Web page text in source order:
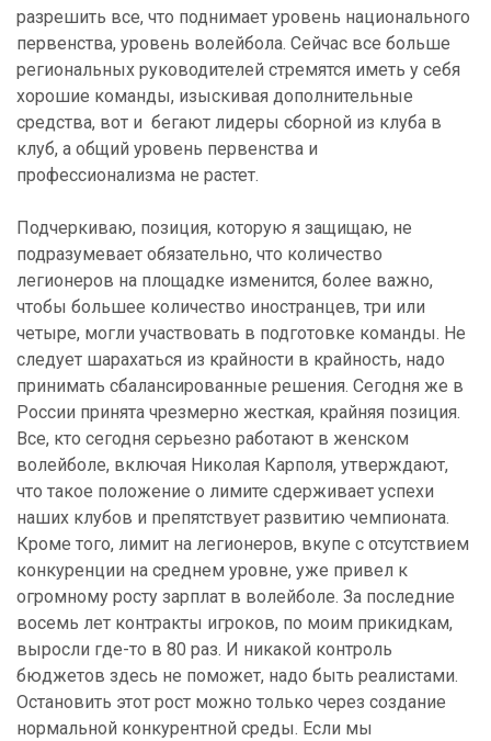
разрешить все, что поднимает уровень национального
первенства, уровень волейбола. Сейчас все больше
региональных руководителей стремятся иметь у себя
хорошие команды, изыскивая дополнительные
средства, вот и бегают лидеры сборной из клуба в
клуб, а общий уровень первенства и
профессионализма не растет.
Подчеркиваю, позиция, которую я защищаю, не
подразумевает обязательно, что количество
легионеров на площадке изменится, более важно,
чтобы большее количество иностранцев, три или
четыре, могли участвовать в подготовке команды. Не
следует шарахаться из крайности в крайность, надо
принимать сбалансированные решения. Сегодня же в
России принята чрезмерно жесткая, крайняя позиция.
Все, кто сегодня серьезно работают в женском
волейболе, включая Николая Карполя, утверждают,
что такое положение о лимите сдерживает успехи
наших клубов и препятствует развитию чемпионата.
Кроме того, лимит на легионеров, вкупе с отсутствием
конкуренции на среднем уровне, уже привел к
огромному росту зарплат в волейболе. За последние
восемь лет контракты игроков, по моим прикидкам,
выросли где-то в 80 раз. И никакой контроль
бюджетов здесь не поможет, надо быть реалистами.
Остановить этот рост можно только через создание
нормальной конкурентной среды. Если мы